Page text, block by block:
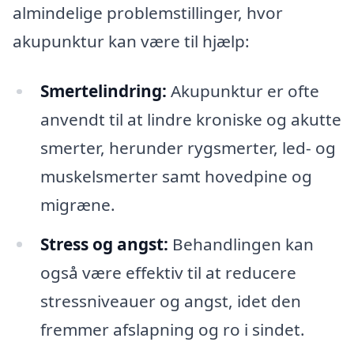
almindelige problemstillinger, hvor
akupunktur kan være til hjælp:
Smertelindring: Akupunktur er ofte
anvendt til at lindre kroniske og akutte
smerter, herunder rygsmerter, led- og
muskelsmerter samt hovedpine og
migræne.
Stress og angst: Behandlingen kan
også være effektiv til at reducere
stressniveauer og angst, idet den
fremmer afslapning og ro i sindet.